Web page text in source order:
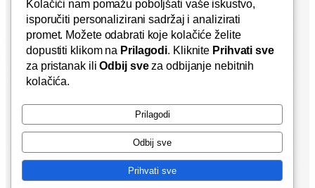
Prikažite proizvode direktno na vozilu. Odlično
za ugostiteljstvo i trgovine.
Kolačići nam pomažu poboljšati vaše iskustvo,
isporučiti personalizirani sadržaj i analizirati
promet. Možete odabrati koje kolačiće želite
dopustiti klikom na Prilagodi. Kliknite Prihvati sve
za pristanak iliOdbij sveza odbijanje nebitnih
kolačića.
Prilagodi
Odbij sve
Prihvati sve